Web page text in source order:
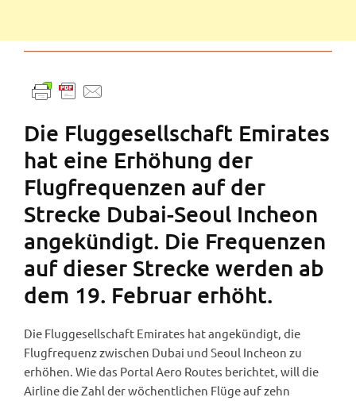
Die Fluggesellschaft Emirates
hat eine Erhöhung der
Flugfrequenzen auf der
Strecke Dubai-Seoul Incheon
angekündigt. Die Frequenzen
auf dieser Strecke werden ab
dem 19. Februar erhöht.
Die Fluggesellschaft Emirates hat angekündigt, die
Flugfrequenz zwischen Dubai und Seoul Incheon zu
erhöhen. Wie das Portal Aero Routes berichtet, will die
Airline die Zahl der wöchentlichen Flüge auf zehn